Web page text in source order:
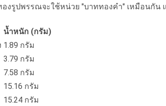
งรูปพรรณจะใช้หน่วย "บาททองคำ" เหมือนกัน
น้ำหนัก (กรัม)
1.89 กรัม
3.79 กรัม
7.58 กรัม
15.16 กรัม
15.24 กรัม